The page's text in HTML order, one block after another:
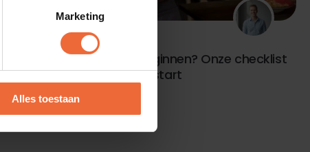
Marketing
Alles toestaan
DOOR DANIEL OKTOBER 21, 2025
Een eigen restaurant beginnen? Onze checklist
voor slimme horeca-opstart